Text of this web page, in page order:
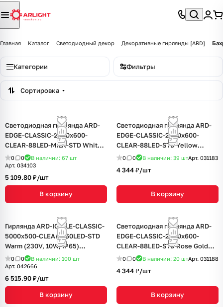
Главная Каталог Светодиодный декор Декоративные гирлянды [ARD]
Категории Фильтры
Сортировка
Светодиодная гирлянда ARD-
EDGE-CLASSIC-2400x600-
CLEAR-88LED-MILK-STD White
(230V, 6W) (Ardecoled, IP65, 1
год)
0 0 В наличии: 67 шт
Арт. 034103
5 109.80 ₽/шт
В корзину
Светодиодная гирлянда ARD-
EDGE-CLASSIC-2400x600-
CLEAR-88LED-STD Yellow
(230V, 6W) (Ardecoled, IP65, 1
0 0 В наличии: 39 штАрт. 031183
4 344 ₽/шт
В корзину
Гирлянда ARD-ICICLE-CLASSIC-
5000x500-CLEAR-160LED-STD
Warm (230V, 10W, IP65)
(Ardecoled, IP65, 1 год)
0 0 В наличии: 100 шт
Арт. 042666
6 515.90 ₽/шт
В корзину
Светодиодная гирлянда ARD-
EDGE-CLASSIC-2400x600-
CLEAR-88LED-STD Rose Gold
(230V, 6W) (Ardecoled, IP65, 1
0 0 В наличии: 20 штАрт. 031188
4 344 ₽/шт
В корзину